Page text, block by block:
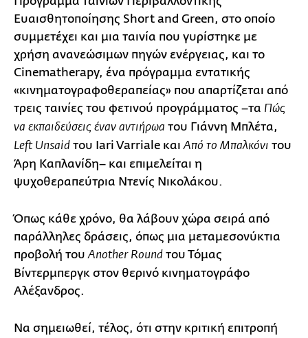
Ευαισθητοποίησης Short and Green, στο οποίο
συμμετέχει και μια ταινία που γυρίστηκε με
χρήση ανανεώσιμων πηγών ενέργειας, και το
Cinematherapy, ένα πρόγραμμα εντατικής
«κινηματογραφοθεραπείας» που απαρτίζεται από
τρεις ταινίες του φετινού προγράμματος –τα Πώς
να εκπαιδεύσεις έναν αντιήρωα του Γιάννη Μπλέτα,
Left Unsaid του Iari Varriale και Από το Μπαλκόνι του
Άρη Καπλανίδη– και επιμελείται η
ψυχοθεραπεύτρια Ντενίς Νικολάκου.
Όπως κάθε χρόνο, θα λάβουν χώρα σειρά από
παράλληλες δράσεις, όπως μια μεταμεσονύκτια
προβολή του Another Round του Τόμας
Βίντερμπεργκ στον θερινό κινηματογράφο
Αλέξανδρος.
Να σημειωθεί, τέλος, ότι στην κριτική επιτροπή